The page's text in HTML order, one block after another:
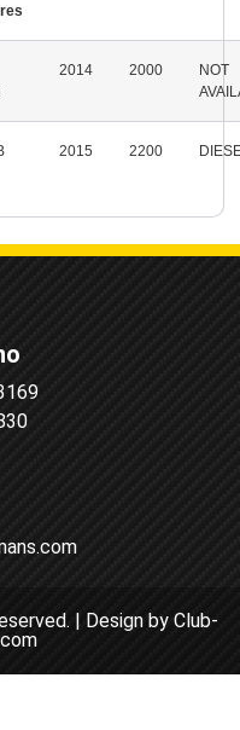
2014 2000
NOT
2015 2200
| Design by Club-